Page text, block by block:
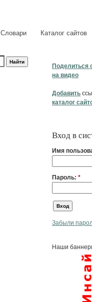
Словари Каталог сайтов
Поделиться
на видео
Добавить
каталог
Вход в
Имя
Пароль: *
Забыли
Наши